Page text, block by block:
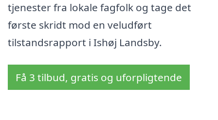
tjenester fra lokale fagfolk og tage det
første skridt mod en veludført
tilstandsrapport i Ishøj Landsby.
Få 3 tilbud, gratis og uforpligtende